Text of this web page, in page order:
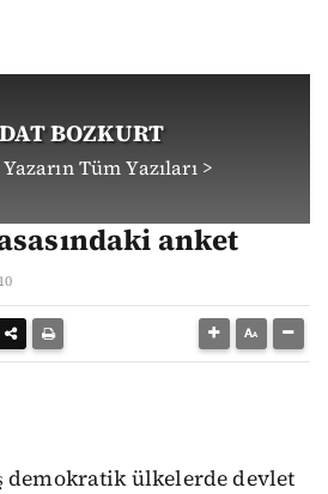
BOZKURT
Yazarın Tüm Yazıları >
anket
demokratik ülkelerde devlet